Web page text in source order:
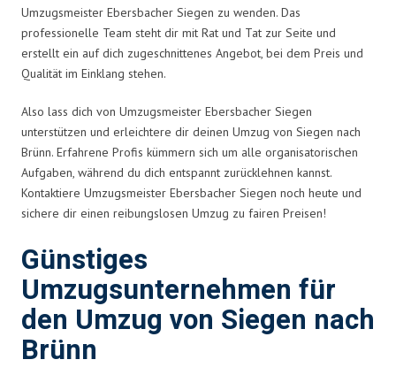
Umzugsmeister Ebersbacher Siegen zu wenden. Das
professionelle Team steht dir mit Rat und Tat zur Seite und
erstellt ein auf dich zugeschnittenes Angebot, bei dem Preis und
Qualität im Einklang stehen.
Also lass dich von Umzugsmeister Ebersbacher Siegen
unterstützen und erleichtere dir deinen Umzug von Siegen nach
Brünn. Erfahrene Profis kümmern sich um alle organisatorischen
Aufgaben, während du dich entspannt zurücklehnen kannst.
Kontaktiere Umzugsmeister Ebersbacher Siegen noch heute und
sichere dir einen reibungslosen Umzug zu fairen Preisen!
Günstiges
Umzugsunternehmen für
den Umzug von Siegen nach
Brünn